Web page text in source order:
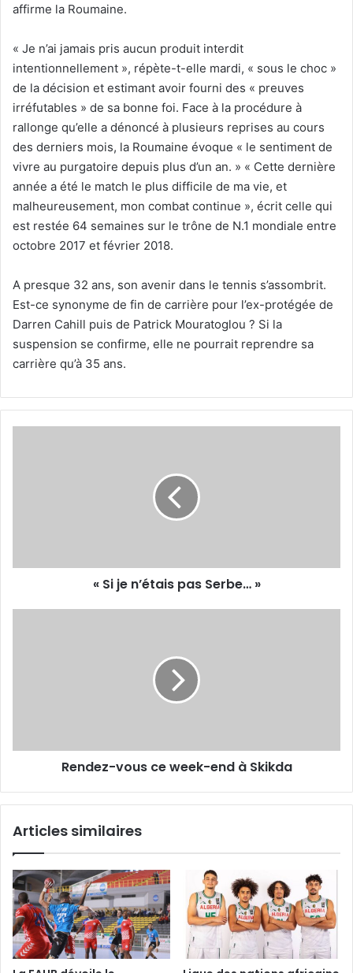
affirme la Roumaine.
« Je n’ai jamais pris aucun produit interdit
intentionnellement », répète-t-elle mardi, « sous le choc »
de la décision et estimant avoir fourni des « preuves
irréfutables » de sa bonne foi. Face à la procédure à
rallonge qu’elle a dénoncé à plusieurs reprises au cours
des derniers mois, la Roumaine évoque « le sentiment de
vivre au purgatoire depuis plus d’un an. » « Cette dernière
année a été le match le plus difficile de ma vie, et
malheureusement, mon combat continue », écrit celle qui
est restée 64 semaines sur le trône de N.1 mondiale entre
octobre 2017 et février 2018.
A presque 32 ans, son avenir dans le tennis s’assombrit.
Est-ce synonyme de fin de carrière pour l’ex-protégée de
Darren Cahill puis de Patrick Mouratoglou ? Si la
suspension se confirme, elle ne pourrait reprendre sa
carrière qu’à 35 ans.
« Si je n’étais pas Serbe… »
Rendez-vous ce week-end à Skikda
Articles similaires